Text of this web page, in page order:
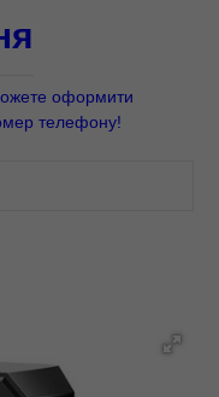
оформити
телефону!